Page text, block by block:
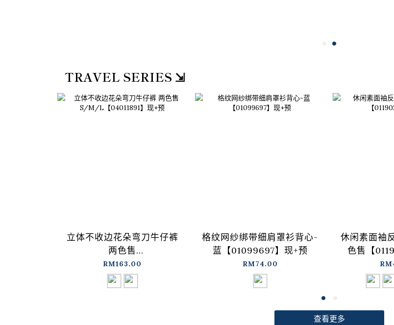
TRAVEL SERIES ⇲
立体不收边花朵弯刀牛仔裤
两色售
S/M/L【04011891】现+预
RM163.00
格纹网纱绑带细肩罩衫背心-
蓝【01099697】现+预
RM74.00
休闲素面袖
色售【
查看更多